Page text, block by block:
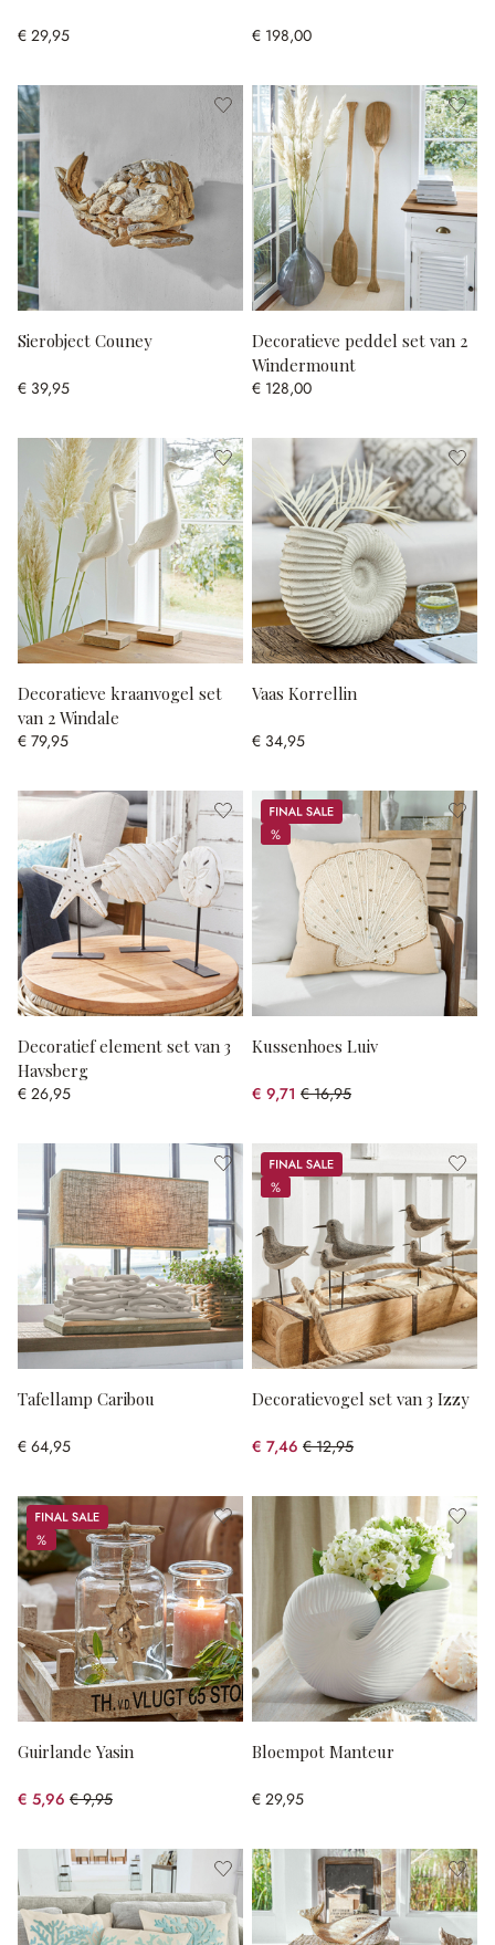
€ 29,95 € 198,00
Sierobject Couney
€ 39,95
Decoratieve peddel set van 2
Windermount
€ 128,00
Decoratieve kraanvogel set
van 2 Windale
€ 79,95
Vaas Korrellin
€ 34,95
Decoratief element set van 3
Havsberg
€ 26,95
Sale
%
%
Kussenhoes Luiv
€ 9,71 € 16,95
(42.71% gespart)
Tafellamp Caribou
€ 64,95
Sale
%
%
Decoratievogel set van 3 Izzy
€ 7,46 € 12,95
(42.39% gespart)
Sale
%
%
Guirlande Yasin
€ 5,96 € 9,95
(40.1% gespart)
Bloempot Manteur
€ 29,95